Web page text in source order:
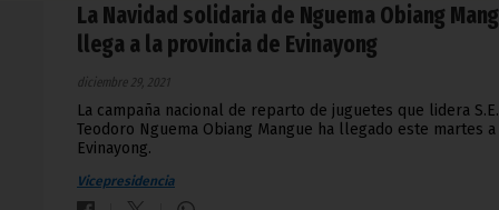
La Navidad solidaria de Nguema Obiang
llega a la provincia de Evinayong
diciembre 29, 2021
La campaña nacional de reparto de juguetes que lidera S.E.
Teodoro Nguema Obiang Mangue ha llegado este martes a
Evinayong.
Vicepresidencia